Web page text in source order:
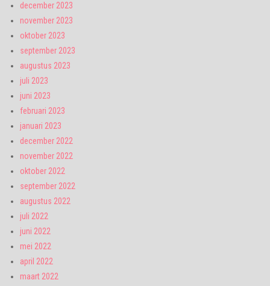
december 2023
november 2023
oktober 2023
september 2023
augustus 2023
juli 2023
juni 2023
februari 2023
januari 2023
december 2022
november 2022
oktober 2022
september 2022
augustus 2022
juli 2022
juni 2022
mei 2022
april 2022
maart 2022